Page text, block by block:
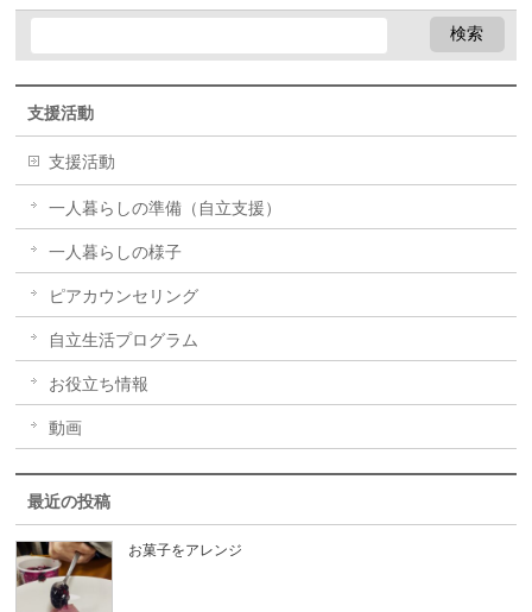
支援活動
支援活動
一人暮らしの準備（自立支援）
一人暮らしの様子
ピアカウンセリング
自立生活プログラム
お役立ち情報
動画
最近の投稿
お菓子をアレンジ